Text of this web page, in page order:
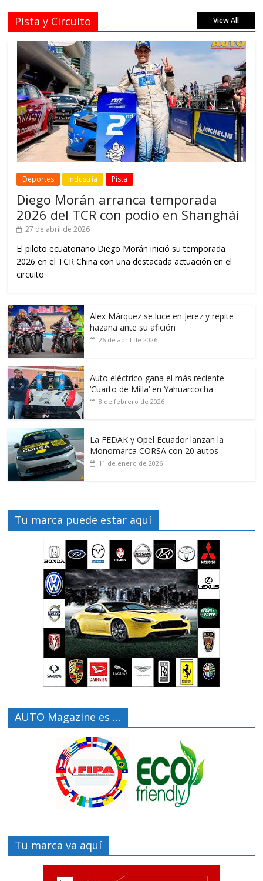
Pista y Circuito View All
Deportes Industria Pista
Diego Morán arranca temporada
2026 del TCR con podio en Shanghái
27 de abril de 2026
El piloto ecuatoriano Diego Morán inició su temporada
2026 en el TCR China con una destacada actuación en el
circuito
Alex Márquez se luce en Jerez y repite
hazaña ante su afición
26 de abril de 2026
Auto eléctrico gana el más reciente
‘Cuarto de Milla’ en Yahuarcocha
8 de febrero de 2026
La FEDAK y Opel Ecuador lanzan la
Monomarca CORSA con 20 autos
11 de enero de 2026
Tu marca puede estar aquí
AUTO Magazine es …
Tu marca va aquí